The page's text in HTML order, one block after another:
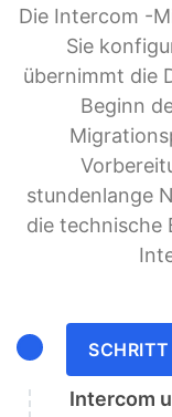
Die Intercom -
Sie
übernimmt die
Beginn
stundenlange
die technische
SCHRITT
Intercom